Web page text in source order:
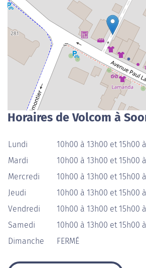
Horaires de Volcom à
Lundi
10h00 à 13h00 et 15h00
Mardi
10h00 à 13h00 et 15h00
Mercredi
10h00 à 13h00 et 15h00
Jeudi
10h00 à 13h00 et 15h00
Vendredi
10h00 à 13h00 et 15h00
Samedi
10h00 à 13h00 et 15h00
Dimanche
FERMÉ